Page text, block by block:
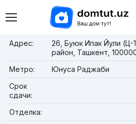
Адрес:
26, Буюк Ипак Йули (Ц-
район, Ташкент,
Метро:
Юнуса Раджаби
Срок
сдачи:
Отделка: